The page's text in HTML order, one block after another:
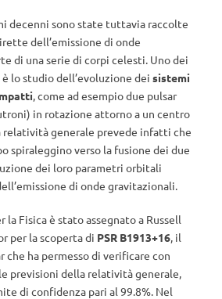
decenni sono state tuttavia raccolte
dell’emissione di onde
di una serie di corpi celesti. Uno dei
lo studio dell’evoluzione dei sistemi
, come ad esempio due pulsar
in rotazione attorno a un centro
relatività generale prevede infatti che
spiraleggino verso la fusione dei due
dei loro parametri orbitali
di onde gravitazionali.
la Fisica è stato assegnato a Russell
per la scoperta di PSR B1913+16, il
che ha permesso di verificare con
previsioni della relatività generale,
di confidenza pari al 99.8%. Nel